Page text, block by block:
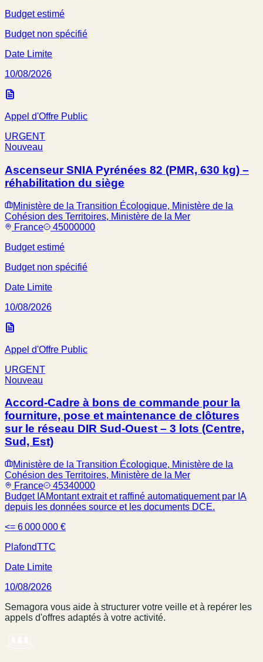
Budget estimé
Budget non spécifié
Date Limite
10/08/2026
Appel d'Offre Public
URGENT
Nouveau
Ascenseur SNIA Pyrénées 82 (PMR, 630 kg) –
réhabilitation du siège
Ministère de la Transition Écologique, Ministère de la
Cohésion des Territoires, Ministère de la Mer
France
45000000
Budget estimé
Budget non spécifié
Date Limite
10/08/2026
Appel d'Offre Public
URGENT
Nouveau
Accord-Cadre à bons de commande pour la
fourniture, pose et maintenance de clôtures
sur le réseau DIR Sud-Ouest – 3 lots (Centre,
Sud, Est)
Ministère de la Transition Écologique, Ministère de la
Cohésion des Territoires, Ministère de la Mer
France
45340000
Budget IAMontant extrait et raffiné automatiquement par IA
depuis les données source et les documents DCE.
<= 6 000 000 €
PlafondTTC
Date Limite
10/08/2026
Semagora vous aide à structurer votre veille et à repérer les
appels d'offres adaptés à votre activité.